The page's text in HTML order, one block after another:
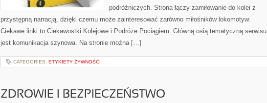
podróżniczych. Strona łączy zamiłowanie do kolei z
przystępną narracją, dzięki czemu może zainteresować zarówno miłośników lokomotyw.
Ciekawe linki to Ciekawostki Kolejowe i Podróże Pociągiem. Główną osią tematyczną serwisu
jest komunikacja szynowa. Na stronie można […]
CATEGORIES: ETYKIETY ŻYWNOŚCI
ZDROWIE I BEZPIECZEŃSTWO